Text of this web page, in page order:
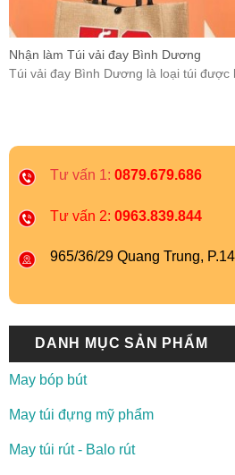
Nhận làm Túi vải đay Bình Dương
Túi vải đay Bình Dương là loại túi được
Tư vấn 1: 0879.679.686
Tư vấn 2: 0963.839.844
965/36/29 Quang Trung,
DANH MỤC SẢN PHẨM
May bóp bút
May túi đựng mỹ phẩm
May túi rút - Balo rút